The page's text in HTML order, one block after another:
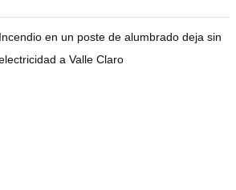
Incendio en un poste de alumbrado deja sin
a Valle Claro